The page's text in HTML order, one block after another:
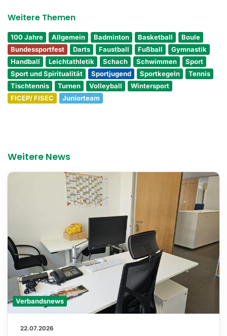
Weitere Themen
100 Jahre Allgemein Badminton Basketball
Boule
Bundessportfest
Darts Faustball Fußball
Gymnastik
Handball
Leichtathletik Schach Schwimmen
Sport
Sport und Spiritualität
Sportjugend Sportkegeln
Tennis
Tischtennis
Turnen Volleyball
Wintersport
FICEP/ FISEC
Juniorteam
Weitere News
Verbandsnews
22.07.2026